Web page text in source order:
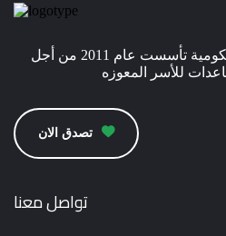
جمعية خيرية إجتماعية غير حكومية تأسست عام 2011 من أجل
تصدق الان
تواصل معنا